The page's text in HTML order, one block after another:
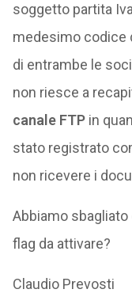
soggetto partita
medesimo codice
di entrambe le
non riesce a
canale FTPin
stato registrato
non ricevere i
Abbiamo sbagliato
flag da attivare?
Claudio Prevosti